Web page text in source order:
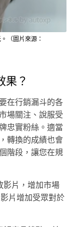
（圖片來源：
果？
在行銷漏斗的各
場關注、說服受
忠實粉絲。適當
轉換的成績也會
階段，讓您在規
影片，增加市場
片增加受眾對於